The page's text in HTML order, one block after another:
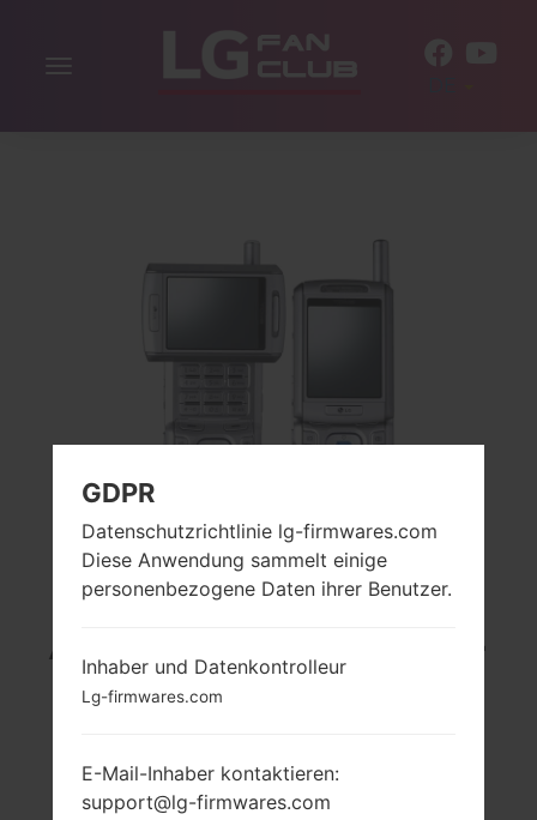
Navigation
LG V9000 (LGV9000)
AUS DER LG OTHERS-
SERIE
GDPR
Datenschutzrichtlinie lg-firmwares.com
Diese Anwendung sammelt einige
personenbezogene Daten ihrer Benutzer.
Inhaber und Datenkontrolleur
Lg-firmwares.com
E-Mail-Inhaber kontaktieren:
support@lg-firmwares.com